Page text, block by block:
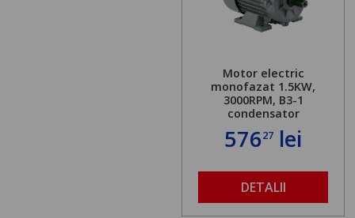
Motor electric
monofazat 1.5KW,
3000RPM, B3-1
condensator
57627 lei
DETALII